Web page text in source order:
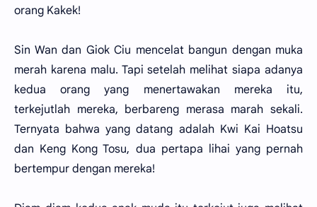
orang Kakek!
Sin Wan dan Giok Ciu mencelat bangun dengan muka
merah karena malu. Tapi setelah melihat siapa adanya
kedua orang yang menertawakan mereka itu,
terkejutlah mereka, berbareng merasa marah sekali.
Ternyata bahwa yang datang adalah Kwi Kai Hoatsu
dan Keng Kong Tosu, dua pertapa lihai yang pernah
bertempur dengan mereka!